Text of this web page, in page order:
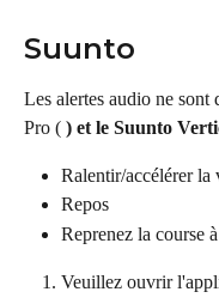
Suunto
Les alertes audio ne sont
Pro ( ) et le Suunto
Ralentir/accélérer la
Repos
Reprenez la course
Veuillez ouvrir